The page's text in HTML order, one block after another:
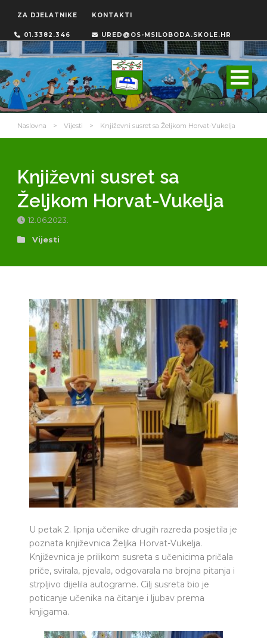
ZA DJELATNIKE KONTAKTI
01.3382.346 URED@OS-MSILOBODA.SKOLE.HR
Naslovna > Vijesti > Književni susret sa Željkom Horvat-Vukelja
Književni susret sa
Željkom Horvat-Vukelja
12.06.2023.
Vijesti
U petak 2. lipnja učenike drugih razreda posjetila je
poznata književnica Željka Horvat-Vukelja.
Književnica je prilikom susreta s učenicima pričala
priče, svirala, pjevala, odgovarala na brojna pitanja i
strpljivo dijelila autograme. Cilj susreta bio je
poticanje učenika na čitanje i ljubav prema
knjigama.